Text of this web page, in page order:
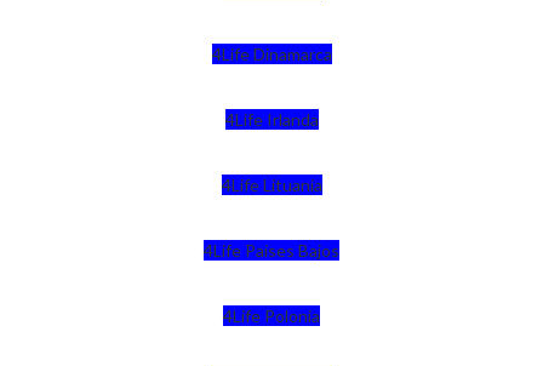
4Life Dinamarca
4Life Irlanda
4Life Lituania
4Life Paises Bajos
4Life Polonia